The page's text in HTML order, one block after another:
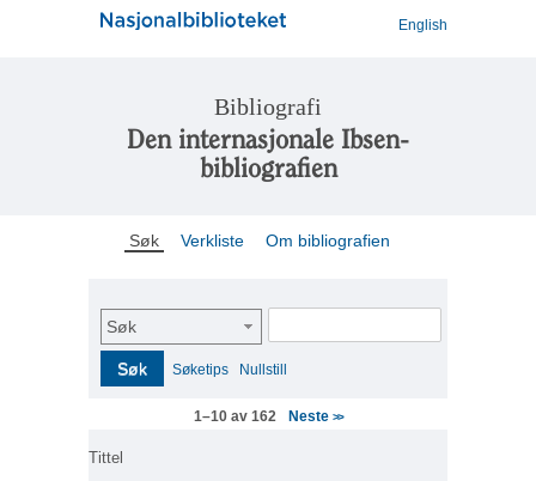
English
Bibliografi
Den internasjonale Ibsen-
bibliografien
Søk Verkliste Om bibliografien
Søk
Søk Søketips Nullstill
1–10 av 162 Neste >>
Tittel